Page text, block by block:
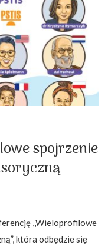
spojrzenie
,,Wieloprofilowe
która odbędzie się